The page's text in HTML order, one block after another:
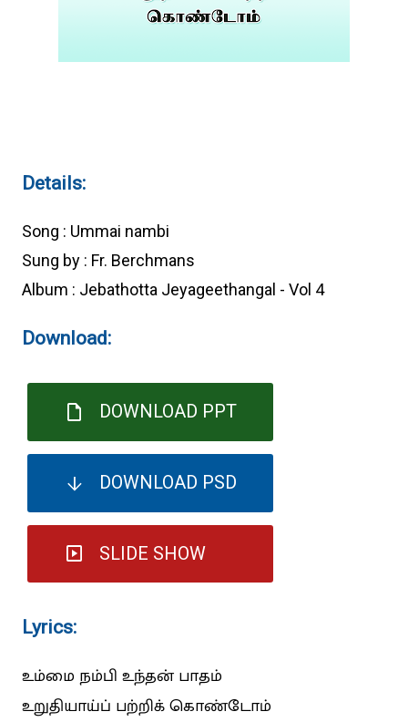
Details:
Song : Ummai nambi
Sung by : Fr. Berchmans
Album : Jebathotta Jeyageethangal - Vol 4
Download:
DOWNLOAD PPT
DOWNLOAD PSD
SLIDE SHOW
Lyrics:
உம்மை நம்பி உந்தன் பாதம்
உறுதியாய்ப் பற்றிக் கொண்டோம்